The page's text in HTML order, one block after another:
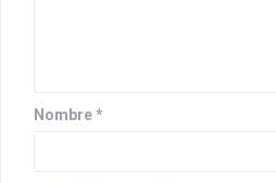
Nombre*